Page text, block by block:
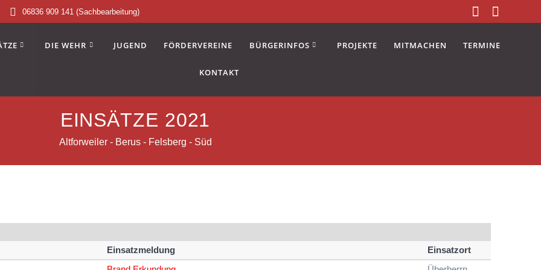
06836 909 141 (Sachbearbeitung)
DIE WEHR JUGEND FÖRDERVEREINE BÜRGERINFOS PROJEKTE MITMACHEN TERMINE
KONTAKT
EINSÄTZE 2021
Altforweiler - Berus - Felsberg - Süd
Einsatzmeldung
Einsatzort